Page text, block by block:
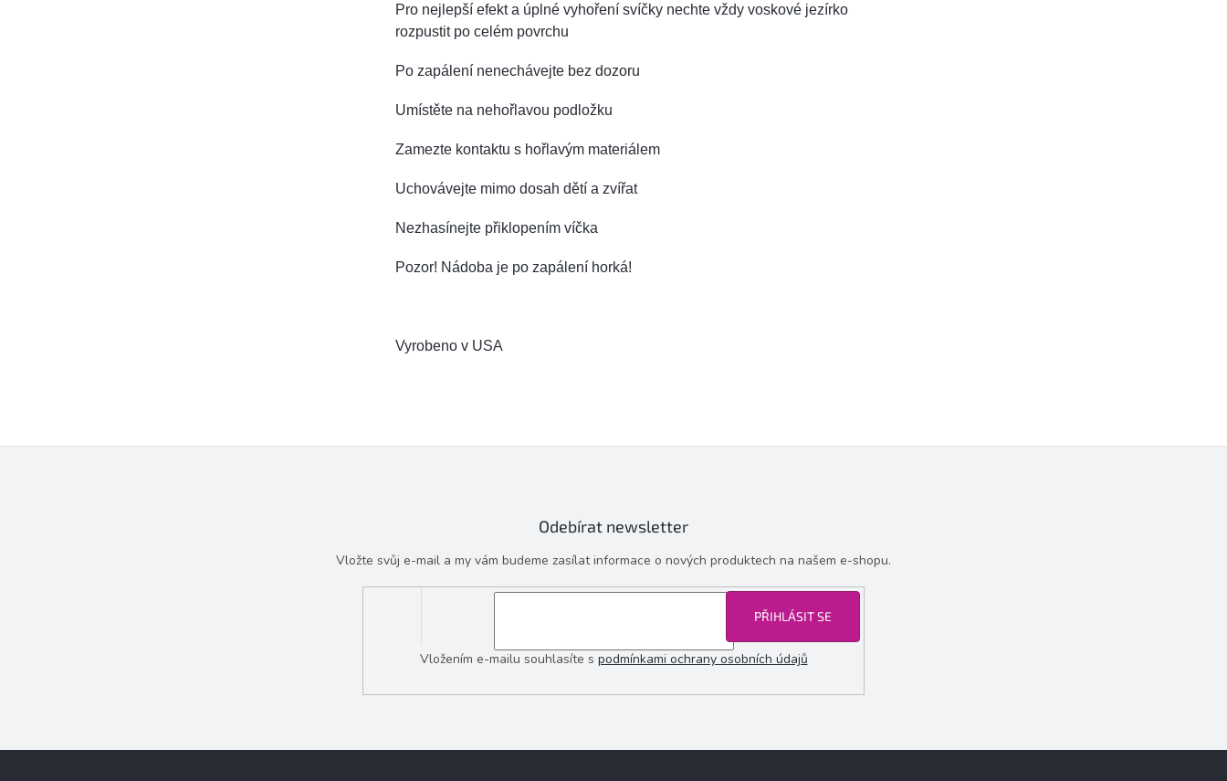
Pro nejlepší efekt a úplné vyhoření svíčky nechte vždy voskové jezírko
rozpustit po celém povrchu
Po zapálení nenechávejte bez dozoru
Umístěte na nehořlavou podložku
Zamezte kontaktu s hořlavým materiálem
Uchovávejte mimo dosah dětí a zvířat
Nezhasínejte přiklopením víčka
Pozor! Nádoba je po zapálení horká!
Vyrobeno v USA
Odebírat newsletter
Vložte svůj e-mail a my vám budeme zasílat informace o nových produktech na našem e-shopu.
Vložením e-mailu souhlasíte s podmínkami ochrany osobních údajů
PŘIHLÁSIT SE